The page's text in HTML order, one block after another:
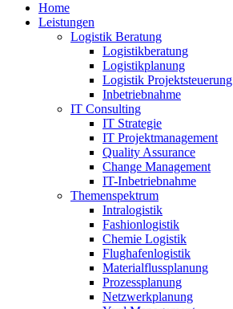
Home
Leistungen
Logistik Beratung
Logistikberatung
Logistikplanung
Logistik Projektsteuerung
Inbetriebnahme
IT Consulting
IT Strategie
IT Projektmanagement
Quality Assurance
Change Management
IT-Inbetriebnahme
Themenspektrum
Intralogistik
Fashionlogistik
Chemie Logistik
Flughafenlogistik
Materialflussplanung
Prozessplanung
Netzwerkplanung